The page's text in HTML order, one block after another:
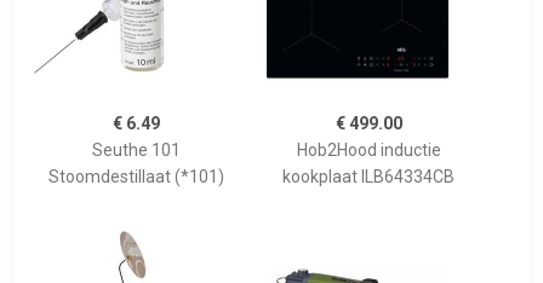
€ 6.49
Seuthe 101
Stoomdestillaat (*101)
€ 499.00
Hob2Hood inductie
kookplaat ILB64334CB